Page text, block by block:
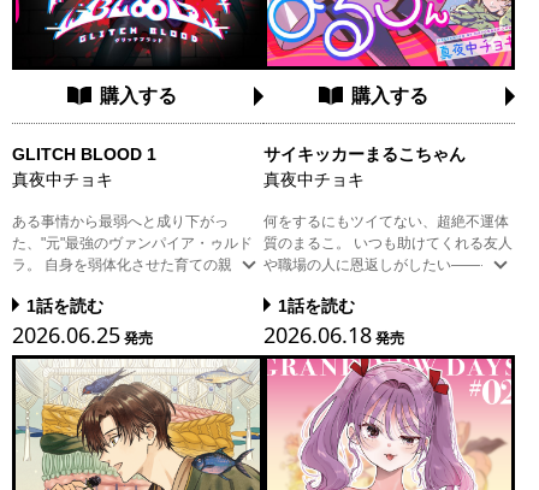
購入する
GLITCH BLOOD 1
真夜中チョキ
ある事情から最弱へと成り下がっ
た、"元"最強のヴァンパイア・ゥルド
ラ。 自身を弱体化させた育ての親・ヴ
た矢先、絶体絶命の窮地を研究者・大
神杏子に救われて——!? 非常識で大雑
把、なのに時々王子様ムーブな杏子に
振り回されながら、三人の奇妙な旅が
始まる。 最強人類×最弱ヴァンパイ
ア、運命(!?)の異種族ラブ・コメデ
ィ、ここに開幕！
1話を読む
購入する
サイキッカーまるこちゃん
真夜中チョキ
何をするにもツイてない、超絶不運体
質のまるこ。 いつも助けてくれる友人
や職場の人に恩返しがしたい——そう
動!? 友情と、ちょっぴりのラブ(?)に泣
けて笑える、サイキック・コメディ開
幕！
1話を読む
2026.06.25 発売 2026.06.18 発売